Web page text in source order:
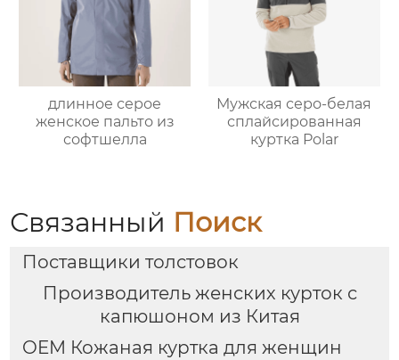
длинное серое
женское пальто из
софтшелла
Мужская серо-белая
сплайсированная
куртка Polar
Связанный Поиск
Поставщики толстовок
Производитель женских курток с
капюшоном из Китая
OEM Кожаная куртка для женщин